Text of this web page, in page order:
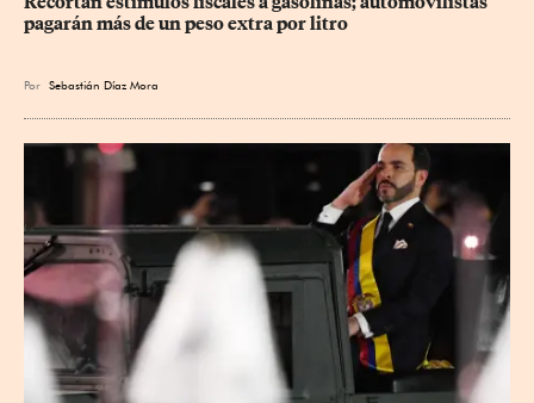
pagarán más de un peso extra por litro
Por Sebastián Díaz Mora